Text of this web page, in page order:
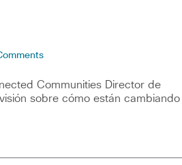
Communities Director de
sobre cómo están cambiando